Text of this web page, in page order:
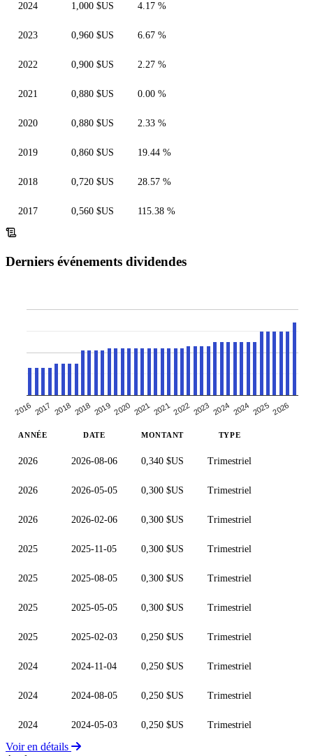
2024 1,000 $US 4.17 %
2023 0,960 $US 6.67 %
2022 0,900 $US 2.27 %
2021 0,880 $US 0.00 %
2020 0,880 $US 2.33 %
2019 0,860 $US 19.44 %
2018 0,720 $US 28.57 %
2017 0,560 $US 115.38 %
Derniers événements dividendes
2016 2017 2018 2018 2019 2020 2021 20212022 2023 2024 2024 2025 2026
ANNÉE DATE MONTANT TYPE
2026 2026-08-06 0,340 $US Trimestriel
2026 2026-05-05 0,300 $US Trimestriel
2026 2026-02-06 0,300 $US Trimestriel
2025 2025-11-05 0,300 $US Trimestriel
2025 2025-08-05 0,300 $US Trimestriel
2025 2025-05-05 0,300 $US Trimestriel
2025 2025-02-03 0,250 $US Trimestriel
2024 2024-11-04 0,250 $US Trimestriel
2024 2024-08-05 0,250 $US Trimestriel
2024 2024-05-03 0,250 $US Trimestriel
Voir en détails